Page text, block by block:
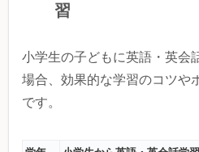
習
小学生の子どもに英語・英会
場合、効果的な学習のコツや
です。